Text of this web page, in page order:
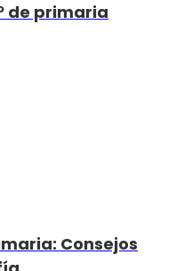
de primaria
Consejos